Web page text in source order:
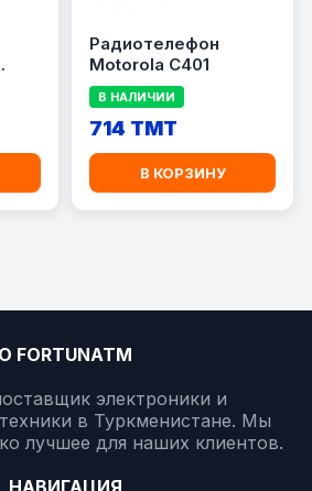
Радиотелефон
Motorola C401
В НАЛИЧИИ
714 TMT
В КОРЗИНУ
О FORTUNATM
электроники и
в Туркменистане. Мы
лучшее для наших клиентов.
НАВИГАЦИЯ